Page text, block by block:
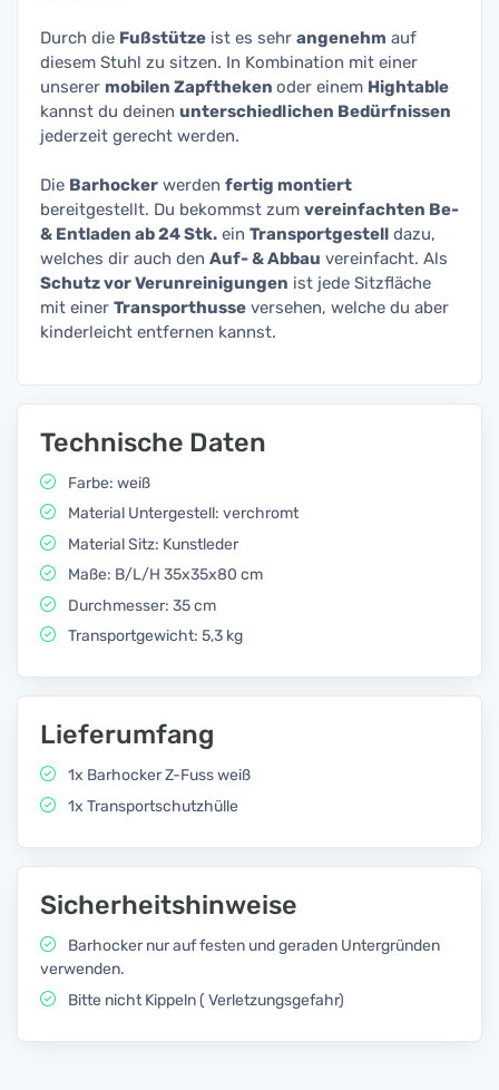
Durch die Fußstütze ist es sehr angenehm auf
diesem Stuhl zu sitzen. In Kombination mit einer
unserer mobilen Zapftheken oder einem Hightable
kannst du deinen unterschiedlichen Bedürfnissen
jederzeit gerecht werden.
Die Barhocker werden fertig montiert
bereitgestellt. Du bekommst zum vereinfachten Be-
& Entladen ab 24 Stk. ein Transportgestell dazu,
welches dir auch den Auf- & Abbau vereinfacht. Als
Schutz vor Verunreinigungen ist jede Sitzfläche
mit einer Transporthusse versehen, welche du aber
kinderleicht entfernen kannst.
Technische Daten
Farbe: weiß
Material Untergestell: verchromt
Material Sitz: Kunstleder
Maße: B/L/H 35x35x80 cm
Durchmesser: 35 cm
Transportgewicht: 5,3 kg
Lieferumfang
1x Barhocker Z-Fuss weiß
1x Transportschutzhülle
Sicherheitshinweise
Barhocker nur auf festen und geraden Untergründen
verwenden.
Bitte nicht Kippeln ( Verletzungsgefahr)